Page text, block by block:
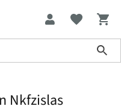
Nkfzislas